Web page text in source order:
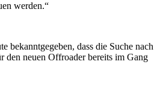
werden.“
bekanntgegeben, dass die Suche nach
den neuen Offroader bereits im Gang